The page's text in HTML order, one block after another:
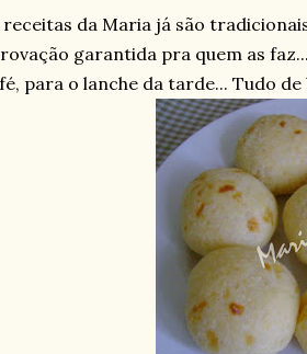
receitas da Maria já são
garantida pra quem as
para o lanche da tarde... Tudo de